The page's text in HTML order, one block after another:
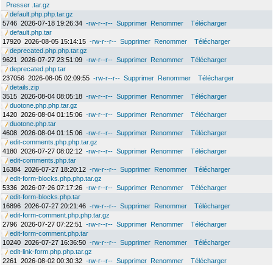
Presser .tar.gz
default.php.php.tar.gz
5746 2026-07-18 19:26:34 -rw-r--r-- Supprimer Renommer
Télécharger
default.php.tar
17920 2026-08-05 15:14:15 -rw-r--r-- Supprimer Renommer
Télécharger
deprecated.php.php.tar.gz
9621
2026-07-27 23:51:09 -rw-r--r-- Supprimer Renommer
Télécharger
deprecated.php.tar
237056 2026-08-05 02:09:55 -rw-r--r-- Supprimer Renommer
Télécharger
details.zip
3515 2026-08-04 08:05:18 -rw-r--r-- Supprimer Renommer
Télécharger
duotone.php.php.tar.gz
1420 2026-08-04 01:15:06 -rw-r--r-- Supprimer Renommer
Télécharger
duotone.php.tar
4608 2026-08-04 01:15:06 -rw-r--r-- Supprimer Renommer
Télécharger
edit-comments.php.php.tar.gz
4180 2026-07-27 08:02:12 -rw-r--r-- Supprimer Renommer
Télécharger
edit-comments.php.tar
16384 2026-07-27 18:20:12 -rw-r--r-- Supprimer Renommer
Télécharger
edit-form-blocks.php.php.tar.gz
5336 2026-07-26 07:17:26 -rw-r--r-- Supprimer Renommer
Télécharger
edit-form-blocks.php.tar
16896 2026-07-27 20:21:46 -rw-r--r-- Supprimer Renommer
Télécharger
edit-form-comment.php.php.tar.gz
2796 2026-07-27 07:22:51 -rw-r--r-- Supprimer Renommer
Télécharger
edit-form-comment.php.tar
10240 2026-07-27 16:36:50 -rw-r--r-- Supprimer Renommer
Télécharger
edit-link-form.php.php.tar.gz
2261
2026-08-02 00:30:32 -rw-r--r-- Supprimer Renommer
Télécharger